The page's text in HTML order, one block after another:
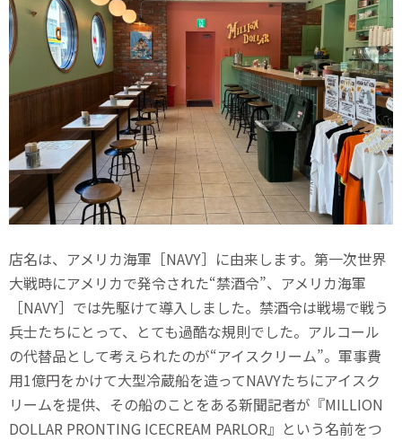
店名は、アメリカ海軍［NAVY］に由来します。第一次世界
大戦時にアメリカで発令された“禁酒令”、アメリカ海軍
［NAVY］では先駆けて導入しました。禁酒令は戦場で戦う
兵士たちにとって、とても過酷な規則でした。アルコール
の代替品として考えられたのが“アイスクリーム”。軍事費
用1億円をかけて大型冷蔵船を造ってNAVYたちにアイスク
リームを提供、その船のことをある新聞記者が『MILLION
DOLLAR PRONTING ICECREAM PARLOR』という名前をつ